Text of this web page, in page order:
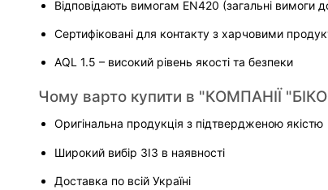
Відповідають вимогам EN420 (загальні вимоги
Сертифіковані для контакту з харчовими
AQL 1.5 – високий рівень якості та безпеки
Чому варто купити в "КОМПАНІЇ
Оригінальна продукція з підтвердженою якістю
Широкий вибір ЗІЗ в наявності
Доставка по всій Україні